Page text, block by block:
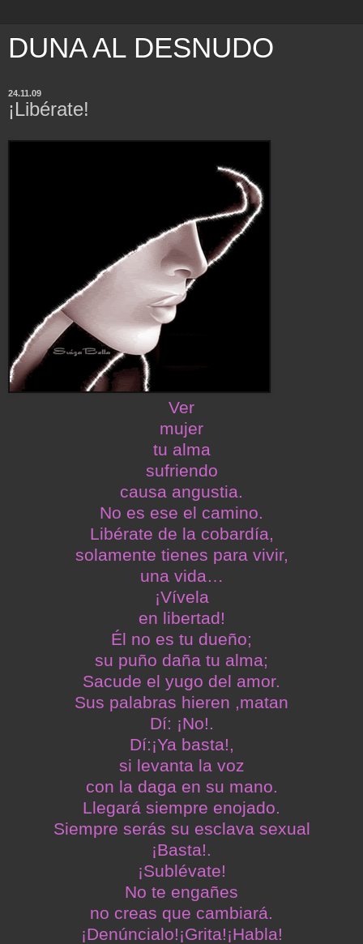
DUNA AL DESNUDO
24.11.09
¡Libérate!
Ver
mujer
tu alma
sufriendo
causa angustia.
No es ese el camino.
Libérate de la cobardía,
solamente tienes para vivir,
una vida…
¡Vívela
en libertad!
Él no es tu dueño;
su puño daña tu alma;
Sacude el yugo del amor.
Sus palabras hieren ,matan
Dí: ¡No!.
Dí:¡Ya basta!,
si levanta la voz
con la daga en su mano.
Llegará siempre enojado.
Siempre serás su esclava sexual
¡Basta!.
¡Sublévate!
No te engañes
no creas que cambiará.
¡Denúncialo!¡Grita!¡Habla!